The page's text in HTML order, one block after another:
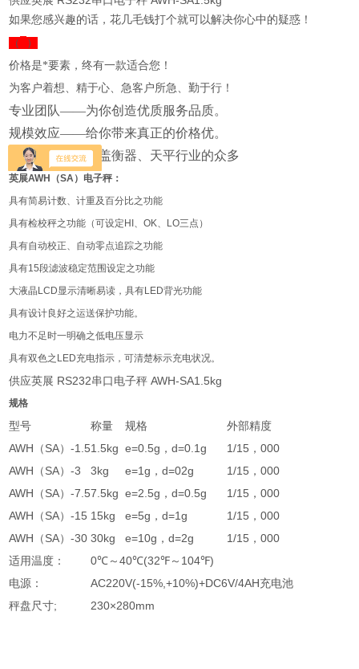
如果您感兴趣的话，花几毛钱打个就可以解决你心中的疑惑！
（
）
价格是*要素，终有一款适合您！
为客户着想、精于心、急客户所急、勤于行！
专业团队——为你创造优质服务品质。
规模效应——给你带来真正的价格优。
品种齐备——覆盖衡器、天平行业的众多
英展AWH （SA）电子秤：
具有简易计数、计重及百分比之功能
具有检校秤之功能（可设定 HI 、OK、 LO三点）
具有自动校正、自动零点追踪之功能
具有15段滤波稳定范围设定之功能
大液晶 LCD显示清晰易读，具有LED背光功能
具有设计良好之运送保护功能。
电力不足时一明确之低电压显示
具有双色之 LED充电指示，可清楚标示充电状况。
供应英展 RS232串口电子秤 AWH-SA1.5kg
规格
型号 称量 规格
外部精度
AWH（SA）-1.51.5kg e=0.5g，d=0.1g
1/15，000
AWH（SA）-3
3kg e=1g，d=02g
1/15，000
AWH（SA）-7.57.5kg e=2.5g，d=0.5g
1/15，000
AWH（SA）-15 15kg e=5g，d=1g
1/15，000
AWH（SA）-30 30kg e=10g，d=2g
1/15，000
适用温度：
0℃～40℃(32℉～104℉)
电源：
AC220V(-15%,+10%)+DC6V/4AH充电池
秤盘尺寸;
230×280mm